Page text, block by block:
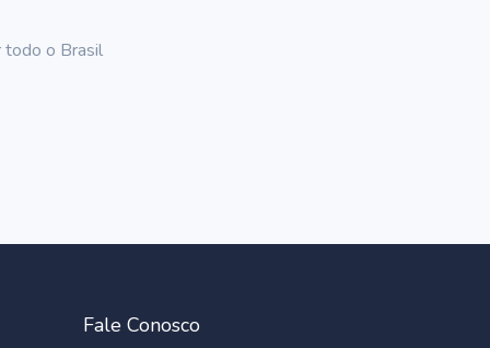
todo o Brasil
Fale Conosco